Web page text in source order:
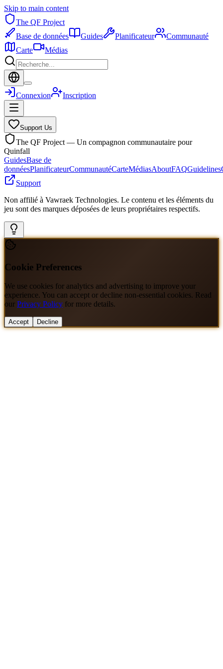
Skip to main content
The QF Project
Base de données
Guides Planificateur
Communauté
Carte
Médias
Connexion Inscription
Support Us
The QF Project — Un compagnon communautaire pour
Quinfall
GuidesBase de
donnéesPlanificateurCommunautéCarteMédiasAboutFAQGuidelines
Support
Non affilié à Vawraek Technologies. Le contenu et les éléments du
jeu sont des marques déposées de leurs propriétaires respectifs.
Cookie Preferences
We use cookies for analytics and advertising to improve your
experience. You can accept or decline non-essential cookies. Read
our Privacy Policy for more details.
Accept Decline